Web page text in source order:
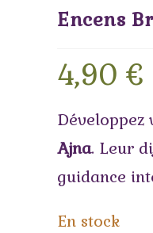
Encens
4,90 €
Ajna. Leur
guidance
En stock